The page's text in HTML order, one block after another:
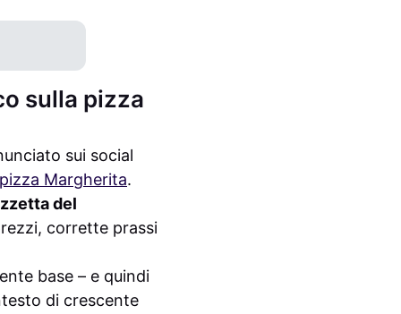
sulla pizza
sui social
pizza Margherita.
del
corrette prassi
base – e quindi
di crescente